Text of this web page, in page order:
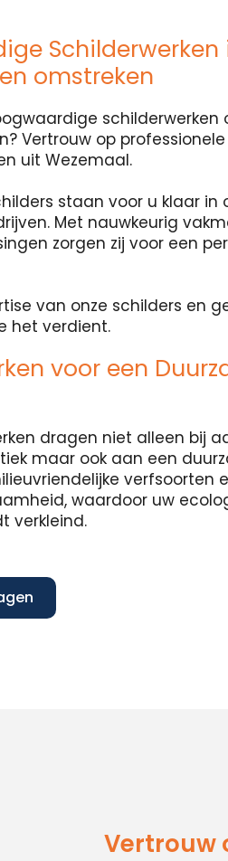
Schilderwerken
omstreken
schilderwerken
Vertrouw op professionele
uit Wezemaal.
staan voor u klaar in
Met nauwkeurig
zorgen zij voor een
van onze schilders en
het verdient.
voor een
dragen niet alleen bij
maar ook aan een
verfsoorten
waardoor uw
verkleind.
Vertrouw